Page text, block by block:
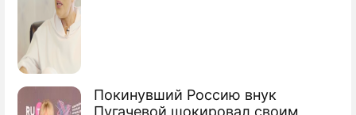
Покинувший Россию внук
Пугачевой шокировал своим
Россия снизит расходы на Олимпиаду в
Сочи
года